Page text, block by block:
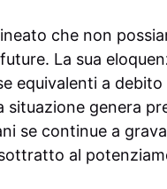
che non
La sua
equivalenti a
situazione genera
se continue a
al